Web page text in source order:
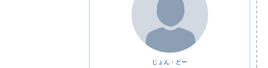
じょん・どー